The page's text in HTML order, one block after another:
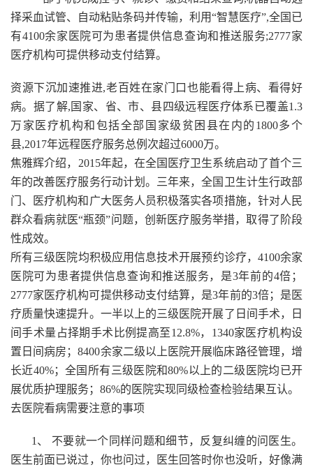
择采血试管、自动粘贴条码并传输，利用“智慧医疗”,全国已
有4100余家医院可为患者提供信息查询和推送服务;2777家
医疗机构可提供移动支付结算。
资源下沉加速推进,老百姓在家门口也能看得上病、看得好
病。据了解,国家、省、市、县四级远程医疗体系已覆盖1.3
万家医疗机构和包括全部国家级贫困县在内的1800多个
县,2017年远程医疗服务总例次超过6000万。
焦雅辉介绍，2015年起，在全国医疗卫生系统启动了首个三
年的改善医疗服务行动计划。三年来，全国卫生计生行政部
门、医疗机构和广大医务人员积极落实各项措施，针对人民
群众看病就医“瓶颈”问题，创新医疗服务举措，取得了阶段
性成效。
所有三级医院均积极应用信息技术开展预约诊疗，4100余家
医院可为患者提供信息查询和推送服务，是3年前的4倍；
2777家医疗机构可提供移动支付结算，是3年前的3倍；是医
疗质量快速提升。一半以上的三级医院开展了日间手术，日
间手术量占择期手术比例提高至12.8%，1340家医疗机构设
置日间病房；8400余家二级以上医院开展临床路径管理，增
长近40%；全国所有三级医院和80%以上的二级医院均已开
展优质护理服务；86%的医院实现同级检查检验结果互认。
去医院看病需要注意的事项
1、 不要就一个同样问题和细节，反复纠缠的问医生。
医生前面已说过，你也问过，医生回答时你也没听，好像满